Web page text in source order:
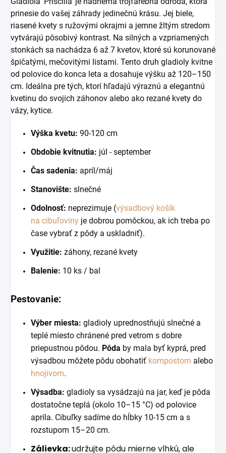
prinesie do vašej záhrady jedinečnú krásu. Jej biele,
riasené kvety s ružovými okrajmi a jemne žltým stredom
vytvárajú pôsobivý kontrast. Na silných a vzpriamených
stonkách sa nachádza 6 až 7 kvetov, ktoré sú korunované
špičatými, mečovitými listami. Tento druh gladioly kvitne
od polovice do konca leta a dosahuje výšku až 120–150
cm. Ideálna pre tých, ktorí hľadajú výraznú a elegantnú
kvetinu do svojich záhonov alebo ako rezané kvety do
vázy, kytice.
Výška kvetu: 90-120 cm
Obdobie kvitnutia: júl - september
Čas sadenia: apríl/máj
Stanovište: slnečné
Odolnosť: neprezimuje (výsadbový košík
na cibuľoviny je dobrou pomôckou, ak ich treba po
čase vybrať z pôdy a uskladniť).
Využitie: záhony, rezané kvety
Balenie: 10 ks / bal
Pestovanie:
Výber miesta: gladioly uprednostňujú slnečné a
teplé miesto chránené pred vetrom s dobre
priepustnou pôdou. Pôda by mala byť kyprá, pred
výsadbou môžete pôdu obohatiť kompostom alebo
hnojivom.
Výsadba: gladioly sa vysádzajú na jar, keď je pôda
dostatočne teplá (okolo 10–15 °C) od polovice
apríla. Cibuľky sadíme do hĺbky 10-15 cm a s
rozstupom 15–20 cm.
Zálievka:udržujte pôdu mierne vlhkú, ale